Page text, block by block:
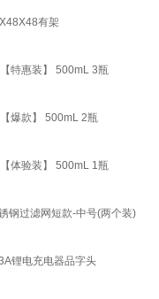
有架
特惠装】 500mL 3瓶
爆款】 500mL 2瓶
体验装】 500mL 1瓶
钢过滤网短款-中号(两个装)
锂电充电器品字头